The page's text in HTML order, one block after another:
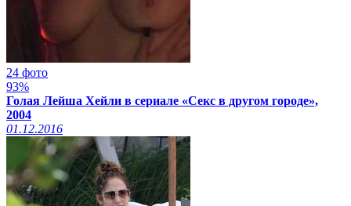
24 фото
93%
Голая Лейша Хейли в сериале «Секс в другом городе»,
2004
01.12.2016